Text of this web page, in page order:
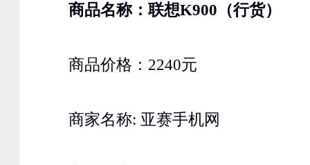
商品名称：联想K900（行货）
商品价格：2240元
商家名称: 亚赛手机网